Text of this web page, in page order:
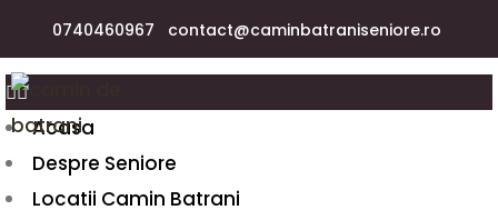
0740460967 contact@caminbatraniseniore.ro
Acasa
Despre Seniore
Locatii Camin Batrani